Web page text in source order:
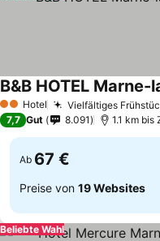
2 Sterne
Hotel Vielfältiges
7,7 Gut 8.091 1.1 km bis
Ab 67 €
Preise von 19 Websites
Beliebte Wahl